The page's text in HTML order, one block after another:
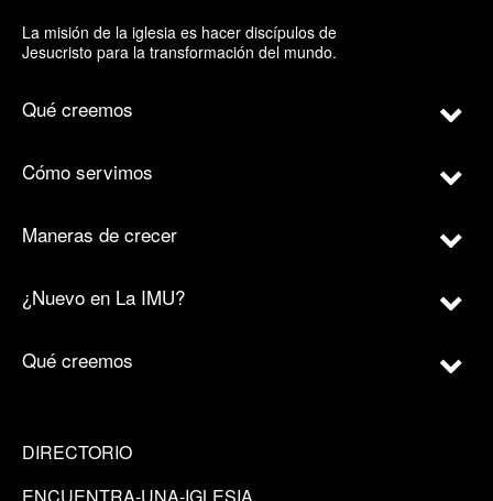
La misión de la iglesia es hacer discípulos de
Jesucristo para la transformación del mundo.
Qué creemos
Cómo servimos
Maneras de crecer
¿Nuevo en La IMU?
Qué creemos
DIRECTORIO
ENCUENTRA-UNA-IGLESIA